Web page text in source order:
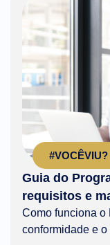
#VOCÊVIU?
Guia do
requisitos e
Como funciona o
conformidade e o